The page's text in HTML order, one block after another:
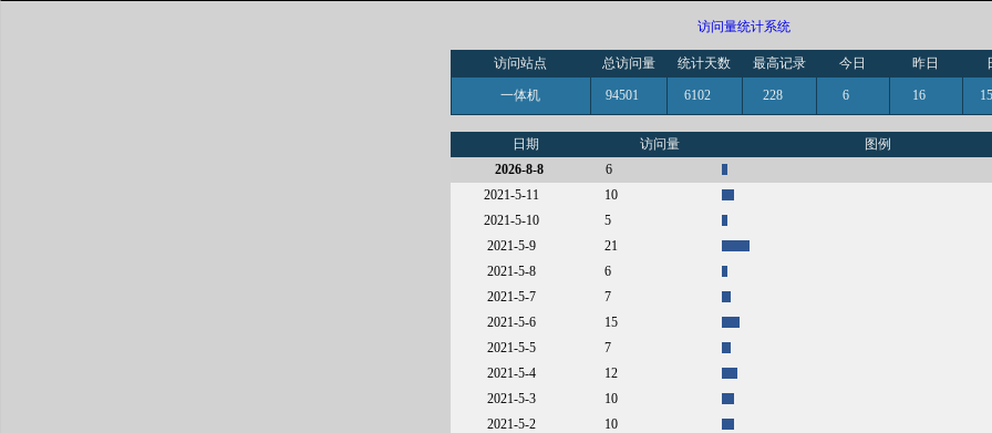
访问量统计系统
访问站点 总访问量 统计天数 最高记录 今日 昨日
一体机 94501 6102 228 6 16
日期 访问量
图例
2026-8-8
6
2021-5-11
10
2021-5-10
5
2021-5-9
21
2021-5-8
6
2021-5-7
7
2021-5-6
15
2021-5-5
7
2021-5-4
12
2021-5-3
10
2021-5-2
10